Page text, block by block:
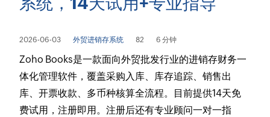
2026-06-03 外贸进销存系统 82 6 分钟
Zoho Books是一款面向外贸批发行业的进销存财务一
体化管理软件，覆盖采购入库、库存追踪、销售出
库、开票收款、多币种核算全流程。目前提供14天免
费试用，注册即用。注册后还有专业顾问一对一指